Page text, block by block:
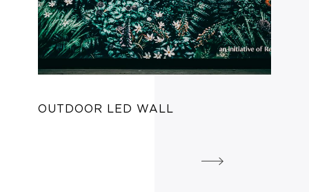
OUTDOOR LED WALL